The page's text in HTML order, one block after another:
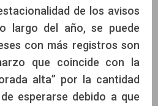
de los avisos
largo del año, se puede
con más registros son
que coincide con la
alta” por la cantidad
esperarse debido a que